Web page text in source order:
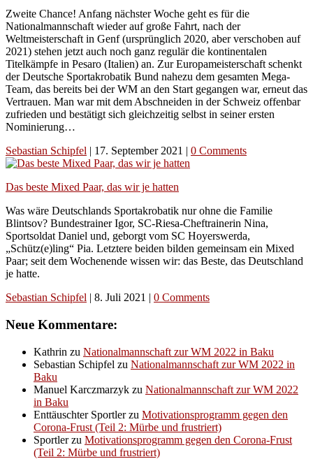
Zweite Chance! Anfang nächster Woche geht es für die
Nationalmannschaft wieder auf große Fahrt, nach der
Weltmeisterschaft in Genf (ursprünglich 2020, aber verschoben auf
2021) stehen jetzt auch noch ganz regulär die kontinentalen
Titelkämpfe in Pesaro (Italien) an. Zur Europameisterschaft schenkt
der Deutsche Sportakrobatik Bund nahezu dem gesamten Mega-
Team, das bereits bei der WM an den Start gegangen war, erneut das
Vertrauen. Man war mit dem Abschneiden in der Schweiz offenbar
zufrieden und bestätigt sich gleichzeitig selbst in seiner ersten
Nominierung…
Sebastian Schipfel | 17. September 2021 | 0 Comments
Das beste Mixed Paar, das wir je hatten
Was wäre Deutschlands Sportakrobatik nur ohne die Familie
Blintsov? Bundestrainer Igor, SC-Riesa-Cheftrainerin Nina,
Sportsoldat Daniel und, geborgt vom SC Hoyerswerda,
„Schütz(e)ling“ Pia. Letztere beiden bilden gemeinsam ein Mixed
Paar; seit dem Wochenende wissen wir: das Beste, das Deutschland
je hatte.
Sebastian Schipfel | 8. Juli 2021 | 0 Comments
Neue Kommentare:
Kathrin zu Nationalmannschaft zur WM 2022 in Baku
Sebastian Schipfel zu Nationalmannschaft zur WM 2022 in
Baku
Manuel Karczmarzyk zu Nationalmannschaft zur WM 2022
in Baku
Enttäuschter Sportlerzu Motivationsprogramm gegen den
Corona-Frust (Teil 2: Mürbe und frustriert)
Sportlerzu Motivationsprogramm gegen den Corona-Frust
(Teil 2: Mürbe und frustriert)